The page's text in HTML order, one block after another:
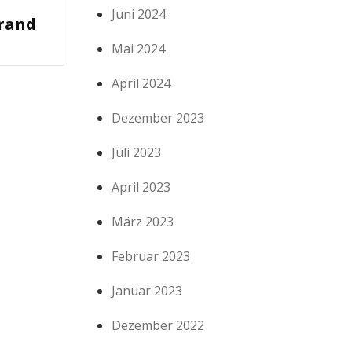
Juni 2024
Mai 2024
April 2024
Dezember 2023
Juli 2023
April 2023
März 2023
Februar 2023
Januar 2023
Dezember 2022